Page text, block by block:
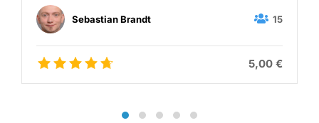
Sebastian Brandt 15
5,00 €